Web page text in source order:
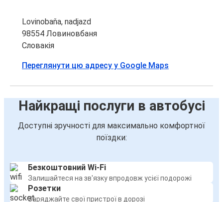
Lovinobaňa, nadjazd
98554 Ловиновбаня
Словакія
Переглянути цю адресу у Google Maps
Найкращі послуги в автобусі
Доступні зручності для максимально комфортної
поїздки:
Безкоштовний Wi-Fi
Залишайтеся на зв'язку впродовж усієї подорожі
Розетки
Заряджайте свої пристрої в дорозі